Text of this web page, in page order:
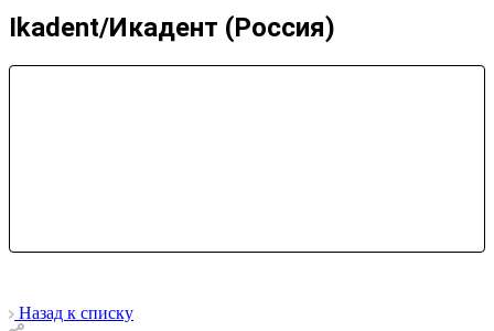
Ikadent/Икадент (Россия)
Назад к списку